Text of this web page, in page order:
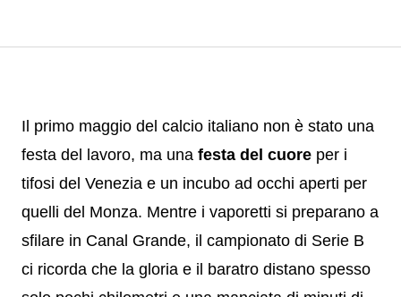
Il primo maggio del calcio italiano non è stato una
festa del lavoro, ma una festa del cuore per i
tifosi del Venezia e un incubo ad occhi aperti per
quelli del Monza. Mentre i vaporetti si preparano a
sfilare in Canal Grande, il campionato di Serie B
ci ricorda che la gloria e il baratro distano spesso